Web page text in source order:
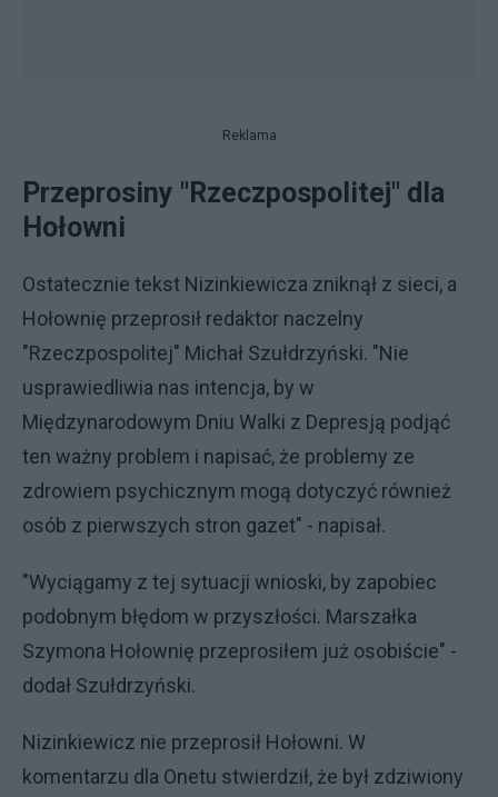
Reklama
Przeprosiny "Rzeczpospolitej" dla
Hołowni
Ostatecznie tekst Nizinkiewicza zniknął z sieci, a
Hołownię przeprosił redaktor naczelny
"Rzeczpospolitej" Michał Szułdrzyński. "Nie
usprawiedliwia nas intencja, by w
Międzynarodowym Dniu Walki z Depresją podjąć
ten ważny problem i napisać, że problemy ze
zdrowiem psychicznym mogą dotyczyć również
osób z pierwszych stron gazet" - napisał.
"Wyciągamy z tej sytuacji wnioski, by zapobiec
podobnym błędom w przyszłości. Marszałka
Szymona Hołownię przeprosiłem już osobiście" -
dodał Szułdrzyński.
Nizinkiewicz nie przeprosił Hołowni. W
komentarzu dla Onetu stwierdził, że był zdziwiony